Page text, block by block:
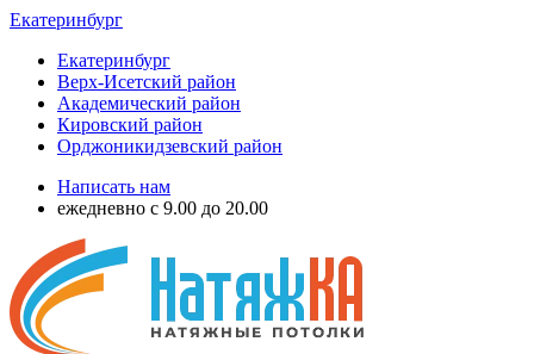
Екатеринбург
Екатеринбург
Верх-Исетский район
Академический район
Кировский район
Орджоникидзевский район
Написать нам
ежедневно с 9.00 до 20.00